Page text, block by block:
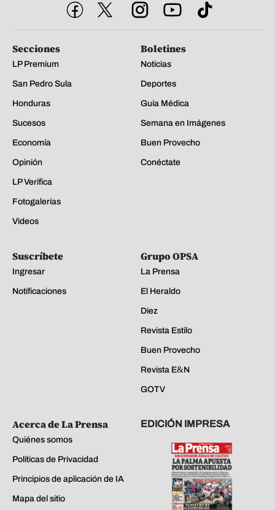
Secciones
LP Premium
San Pedro Sula
Honduras
Sucesos
Economía
Opinión
LP Verifica
Fotogalerías
Videos
Boletines
Noticias
Deportes
Guía Médica
Semana en Imágenes
Buen Provecho
Conéctate
Suscríbete
Ingresar
Notificaciones
Grupo OPSA
La Prensa
El Heraldo
Diez
Revista Estilo
Buen Provecho
Revista E&N
GOTV
Acerca de La Prensa
Quiénes somos
Políticas de Privacidad
Principios de aplicación de IA
Mapa del sitio
EDICIÓN IMPRESA